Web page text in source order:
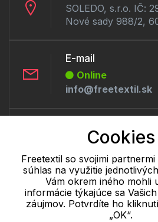
SOLEDO, s.r.o. IČ:
Nové sady 988/2,
E-mail
Online
info@freetextil.sk
Offline
+421 277 270 056
Cookie - podrobné nastavenie| Ďalšie
osobných údajov
Cookies
Freetextil so svojimi
súhlas na využitie
Vám okrem iného mohli
informácie týkajúce sa
záujmov. Potvrdíte ho
„OK“.